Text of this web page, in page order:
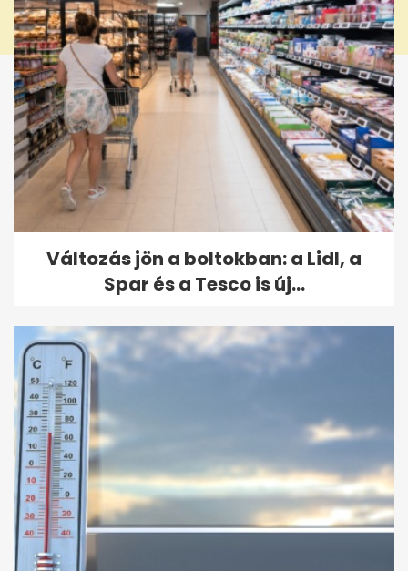
Változás jön a boltokban: a Lidl, a
Spar és a Tesco is új...